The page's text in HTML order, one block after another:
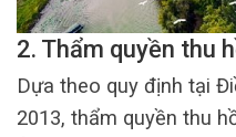
2. Thẩm quyền thu
Dựa theo quy định tại
2013, thẩm quyền thu